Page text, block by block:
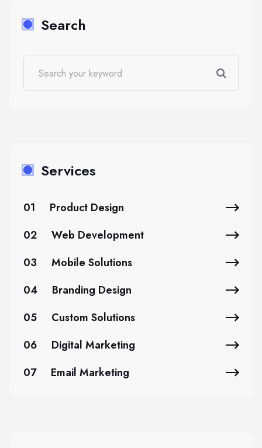
Search
Services
01
Product Design
02
Web Development
03
Mobile Solutions
04
Branding Design
05
Custom Solutions
06
Digital Marketing
07
Email Marketing